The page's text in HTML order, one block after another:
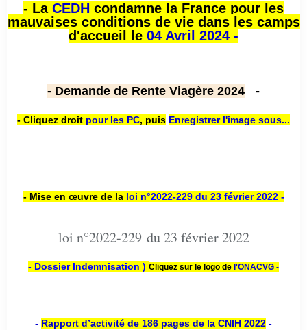
- La CEDH condamne la France pour les
mauvaises conditions de vie dans les camps
d'accueil le 04 Avril 2024 -
- Demande de Rente Viagère 2024 -
- Cliquez droit pour les PC, puis Enregistrer l'image sous...
- Mise en œuvre de la loi n°2022-229 du 23 février 2022 -
loi n°2022-229 du 23 février 2022
- Dossier Indemnisation ) Cliquez sur le logo de l'ONACVG -
- Rapport d’activité de 186 pages de la CNIH 2022 -